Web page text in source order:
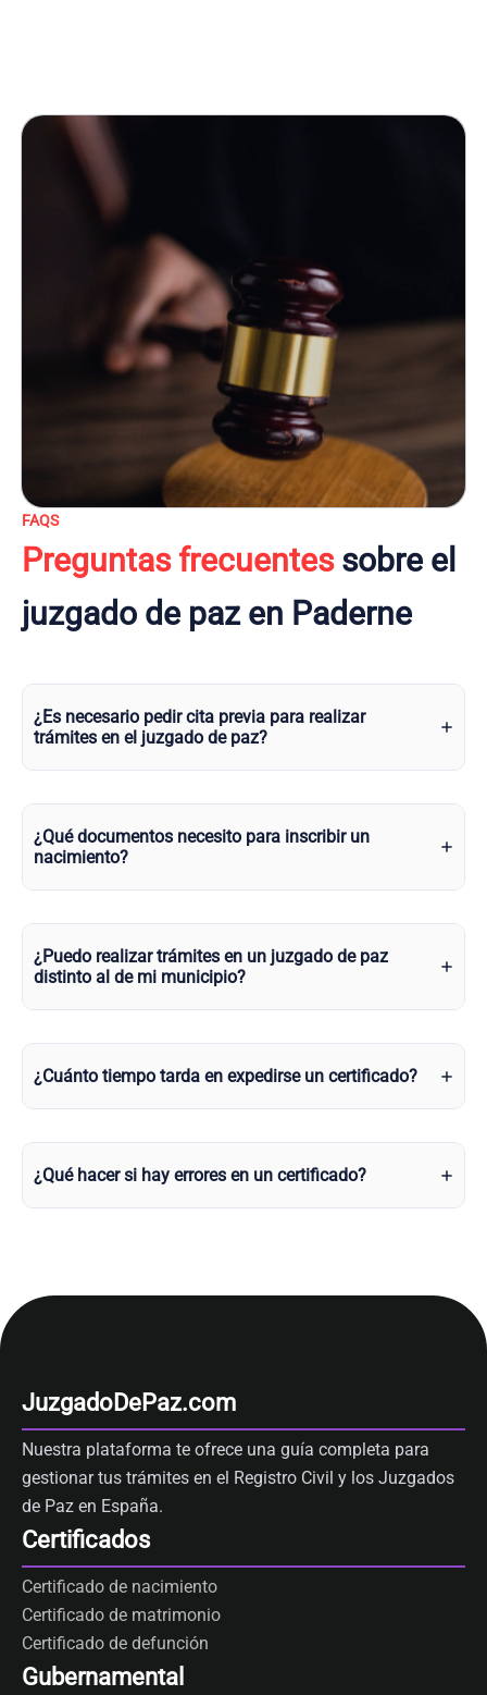
FAQS
Preguntas frecuentessobre el
juzgado de paz en Paderne
¿Es necesario pedir cita previa para realizar
trámites en el juzgado de paz?
¿Qué documentos necesito para inscribir un
nacimiento?
¿Puedo realizar trámites en un juzgado de paz
distinto al de mi municipio?
¿Cuánto tiempo tarda en expedirse un certificado?
¿Qué hacer si hay errores en un certificado?
JuzgadoDePaz.com
Nuestra plataforma te ofrece una guía completa para
gestionar tus trámites en el Registro Civil y los Juzgados
de Paz en España.
Certificados
Certificado de nacimiento
Certificado de matrimonio
Certificado de defunción
Gubernamental